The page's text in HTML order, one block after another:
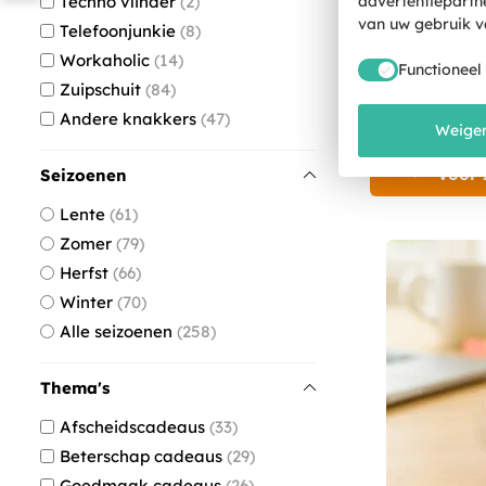
Voor
Telefoonjunkie 8
Workaholic 14
Zuipschuit 84
Andere knakkers 47
Seizoenen
Lente 61
Zomer 79
Herfst 66
Winter 70
Alle seizoenen 258
Thema's
Afscheidscadeaus 33
Beterschap cadeaus 29
van uw gebruik
Functioneel